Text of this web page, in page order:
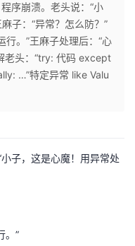
序崩溃。老头说：“小
子：“异常？怎么防？”
。”王麻子处理后：“心
老头：“try: 代码 except
…”特定异常 like Valu
子，这是心魔！用异常处
。”